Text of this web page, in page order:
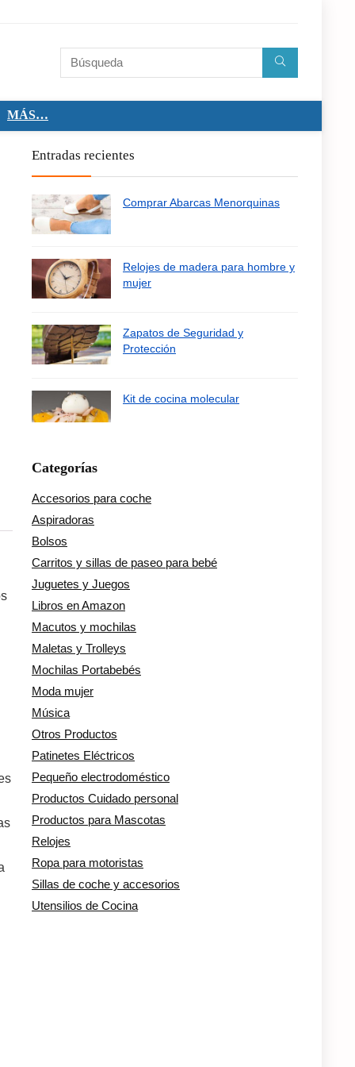
MÁS…
Entradas recientes
Comprar Abarcas Menorquinas
Relojes de madera para hombre y
mujer
Zapatos de Seguridad y
Protección
Kit de cocina molecular
Categorías
Accesorios para coche
Aspiradoras
Bolsos
Carritos y sillas de paseo para bebé
Juguetes y Juegos
Libros en Amazon
Macutos y mochilas
Maletas y Trolleys
Mochilas Portabebés
Moda mujer
Música
Otros Productos
Patinetes Eléctricos
Pequeño electrodoméstico
Productos Cuidado personal
Productos para Mascotas
Relojes
Ropa para motoristas
Sillas de coche y accesorios
Utensilios de Cocina